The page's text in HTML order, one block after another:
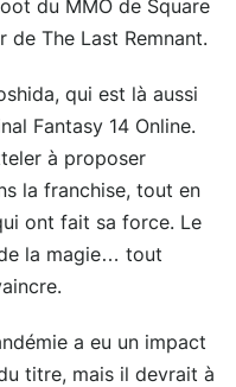
du MMO de Square
de The Last Remnant.
qui est là aussi
Fantasy 14 Online.
à proposer
la franchise, tout en
ont fait sa force. Le
la magie… tout
a eu un impact
titre, mais il devrait à